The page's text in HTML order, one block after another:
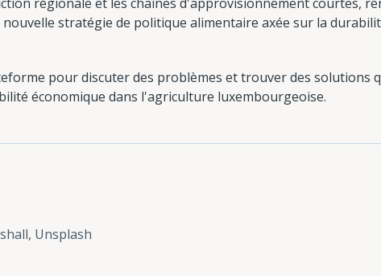
stratégie de politique alimentaire axée sur la
pour discuter des problèmes et trouver des solutions
économique dans l'agriculture luxembourgeoise.
Unsplash